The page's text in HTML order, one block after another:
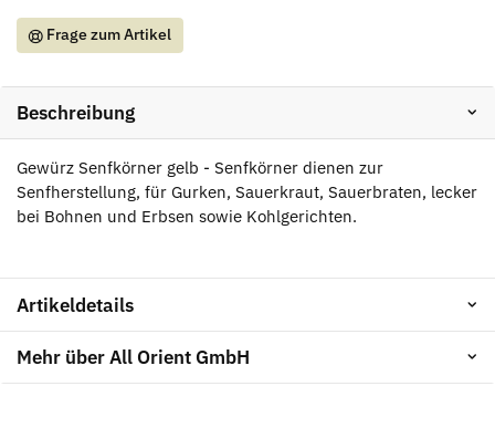
Frage zum Artikel
Beschreibung
Gewürz Senfkörner gelb - Senfkörner dienen zur
Senfherstellung, für Gurken, Sauerkraut, Sauerbraten, lecker
bei Bohnen und Erbsen sowie Kohlgerichten.
Artikeldetails
Mehr über All Orient GmbH